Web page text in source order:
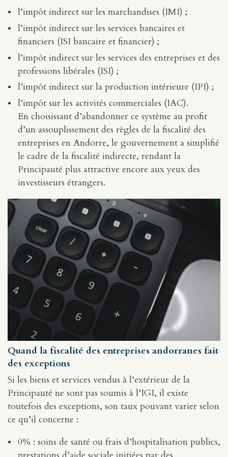
l’impôt indirect sur les marchandises (IMI) ;
l’impôt indirect sur les services bancaires et
financiers (ISI bancaire et financier) ;
l’impôt indirect sur les services des entreprises et des
professions libérales (ISI) ;
l’impôt indirect sur la production intérieure (IPI) ;
l’impôt sur les activités commerciales (IAC).
En choisissant d’abandonner ce système au profit
d’un assouplissement des règles de la fiscalité des
entreprises en Andorre, le gouvernement a simplifié
le cadre de la fiscalité indirecte, rendant la
Principauté plus attractive encore aux yeux des
investisseurs étrangers.
Quand la fiscalité des entreprises andorranes fait
des exceptions
Si les biens et services vendus à l’extérieur de la
Principauté ne sont pas soumis à l’IGI, il existe
toutefois des exceptions, son taux pouvant varier selon
ce qu’il concerne :
0% : soins de santé ou frais d’hospitalisation publics,